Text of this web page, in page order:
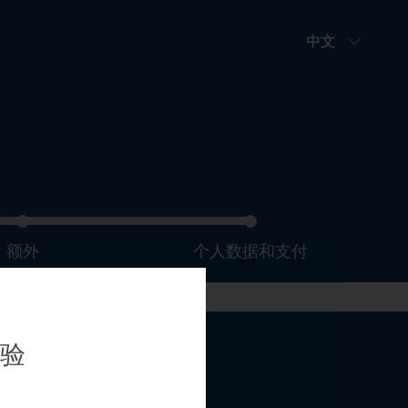
中文
额外 个人数据和支付
的课程